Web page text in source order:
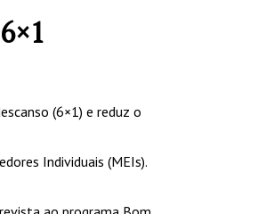
(6×1) e reduz o
Individuais (MEIs).